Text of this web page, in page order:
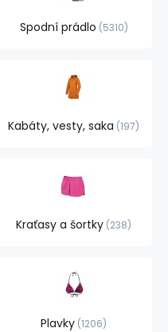
Spodní prádlo 5310
Kabáty, vesty, saka 197
Kraťasy a šortky 238
Plavky 1206